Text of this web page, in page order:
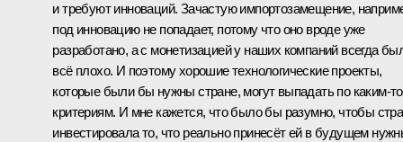
и требуют инноваций. Зачастую импортозамещение,
под инновацию не попадает, потому что оно вроде уже
разработано, а с монетизацией у наших компаний всегда
всё плохо. И поэтому хорошие технологические проекты,
которые были бы нужны стране, могут выпадать по каким‑то
критериям. И мне кажется, что было бы разумно, чтобы
инвестировала то, что реально принесёт ей в будущем